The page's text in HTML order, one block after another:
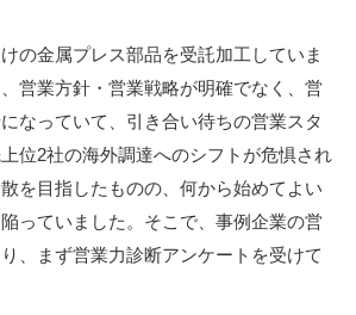
の金属プレス部品を受託加工していま
営業方針・営業戦略が明確でなく、営
なっていて、引き合い待ちの営業スタ
位2社の海外調達へのシフトが危惧され
を目指したものの、何から始めてよい
っていました。そこで、事例企業の営
、まず営業力診断アンケートを受けて